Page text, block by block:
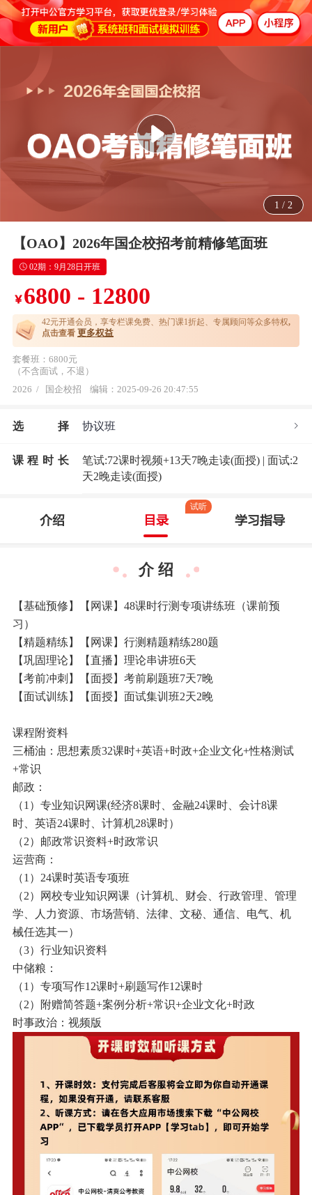
1 / 2
【OAO】2026年国企校招考前精修笔面班
02期：9月28日开班
￥6800 - 12800
42元开通会员，享专栏课免费、热门课1折起、专属顾问等众多特权,
点击查看 更多权益
套餐班：6800元
（不含面试，不退）
2026 / 国企校招 编辑：2025-09-26 20:47:55
选 择 协议班
课程时长
笔试:72课时视频+13天7晚走读(面授) | 面试:2
天2晚走读(面授)
介绍 目录
试听
学习指导
介 绍
【基础预修】【网课】48课时行测专项讲练班（课前预
习）
【精题精练】【网课】行测精题精练280题
【巩固理论】【直播】理论串讲班6天
【考前冲刺】【面授】考前刷题班7天7晚
【面试训练】【面授】面试集训班2天2晚
课程附资料
三桶油：思想素质32课时+英语+时政+企业文化+性格测试
+常识
邮政：
（1）专业知识网课(经济8课时、金融24课时、会计8课
时、英语24课时、计算机28课时）
（2）邮政常识资料+时政常识
运营商：
（1）24课时英语专项班
（2）网校专业知识网课（计算机、财会、行政管理、管理
学、人力资源、市场营销、法律、文秘、通信、电气、机
械任选其一）
（3）行业知识资料
中储粮：
（1）专项写作12课时+刷题写作12课时
（2）附赠简答题+案例分析+常识+企业文化+时政
时事政治：视频版